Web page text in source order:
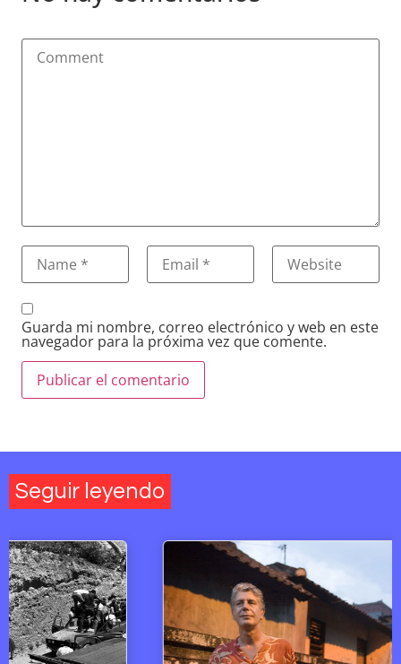
Guarda mi nombre, correo electrónico y web en este
navegador para la próxima vez que comente.
Seguir leyendo